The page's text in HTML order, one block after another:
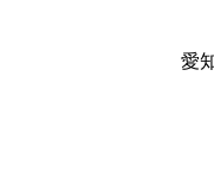
愛